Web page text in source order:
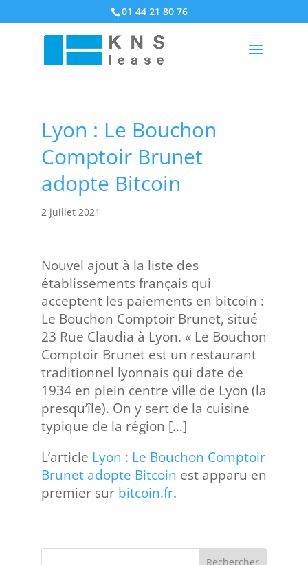
01 44 21 80 76
Lyon : Le Bouchon
Comptoir Brunet
adopte Bitcoin
2 juillet 2021
Nouvel ajout à la liste des
établissements français qui
acceptent les paiements en bitcoin :
Le Bouchon Comptoir Brunet, situé
23 Rue Claudia à Lyon. « Le Bouchon
Comptoir Brunet est un restaurant
traditionnel lyonnais qui date de
1934 en plein centre ville de Lyon (la
presqu’île). On y sert de la cuisine
typique de la région […]
L’article Lyon : Le Bouchon Comptoir
Brunet adopte Bitcoin est apparu en
premier sur bitcoin.fr.